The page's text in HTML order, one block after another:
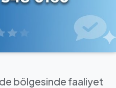
bölgesinde faaliyet